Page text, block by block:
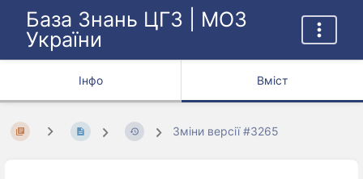
База Знань ЦГЗ | МОЗ
України
Інфо Вміст
Зміни версії #3265